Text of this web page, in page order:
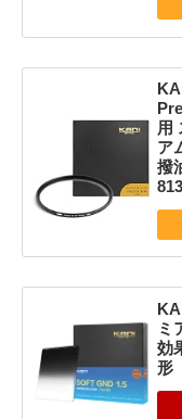
用
ア
撥
ミ
効
形